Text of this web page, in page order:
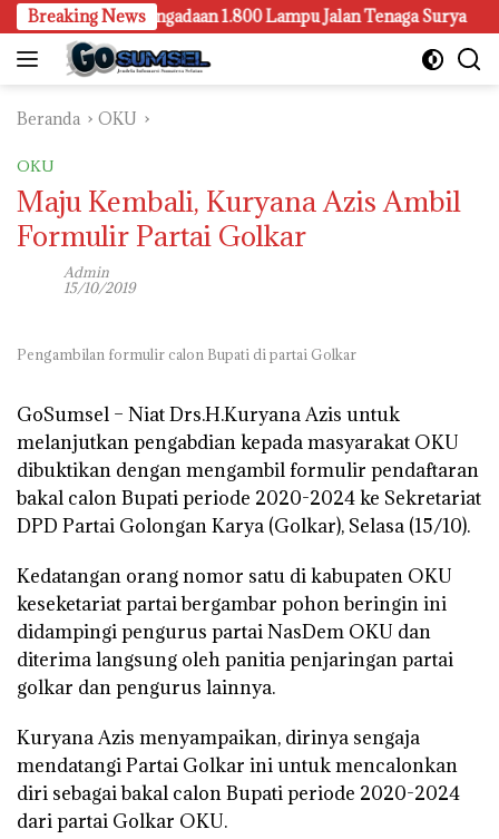
Langsung
ke
konten
Breaking News
Selidiki Pengadaan 1.800 Lampu Jalan Tenaga Surya
Beranda OKU
OKU
Maju Kembali, Kuryana Azis Ambil
Formulir Partai Golkar
Admin
15/10/2019
Pengambilan formulir calon Bupati di partai Golkar
GoSumsel – Niat Drs.H.Kuryana Azis untuk
melanjutkan pengabdian kepada masyarakat OKU
dibuktikan dengan mengambil formulir pendaftaran
bakal calon Bupati periode 2020-2024 ke Sekretariat
DPD Partai Golongan Karya (Golkar), Selasa (15/10).
Kedatangan orang nomor satu di kabupaten OKU
keseketariat partai bergambar pohon beringin ini
didampingi pengurus partai NasDem OKU dan
diterima langsung oleh panitia penjaringan partai
golkar dan pengurus lainnya.
Kuryana Azis menyampaikan, dirinya sengaja
mendatangi Partai Golkar ini untuk mencalonkan
diri sebagai bakal calon Bupati periode 2020-2024
dari partai Golkar OKU.